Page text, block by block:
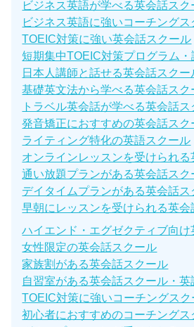
ビジネス英語が学べる英会話スク
ビジネス英語に強いコーチングス
TOEIC対策に強い英会話スクール
短期集中TOEIC対策プログラム・
日本人講師と話せる英会話スクー
基礎英文法から学べる英会話スク
トラベル英会話が学べる英会話ス
発音矯正におすすめの英会話スク
ライティング特化の英語スクール
オンラインレッスンを受けられ
通い放題プランがある英会話スク
デイタイムプランがある英会話ス
早朝にレッスンを受けられる英会
ハイエンド・エグゼクティブ向
女性限定の英会話スクール
家族割がある英会話スクール
自習室がある英会話スクール・英
TOEIC対策に強いコーチングスク
初心者におすすめのコーチングス